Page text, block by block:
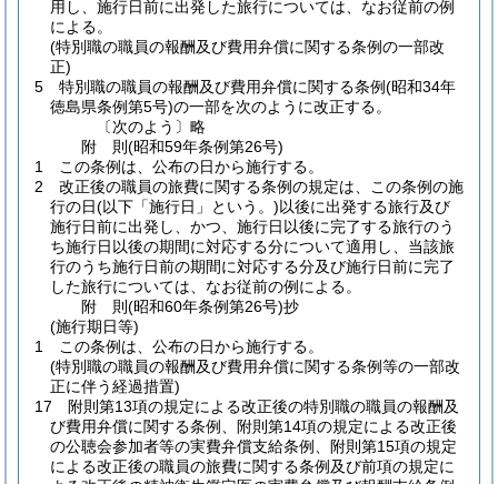
用し、施行日前に出発した旅行については、なお従前の例
による。
(特別職の職員の報酬及び費用弁償に関する条例の一部改
正)
5
特別職の職員の報酬及び費用弁償に関する条例(昭和34年
徳島県条例第5号)の一部を次のように改正する。
〔次のよう〕略
附 則(昭和59年条例第26号)
1
この条例は、公布の日から施行する。
2
改正後の職員の旅費に関する条例の規定は、この条例の施
行の日(以下「施行日」という。)以後に出発する旅行及び
施行日前に出発し、かつ、施行日以後に完了する旅行のう
ち施行日以後の期間に対応する分について適用し、当該旅
行のうち施行日前の期間に対応する分及び施行日前に完了
した旅行については、なお従前の例による。
附 則(昭和60年条例第26号)抄
(施行期日等)
1
この条例は、公布の日から施行する。
(特別職の職員の報酬及び費用弁償に関する条例等の一部改
正に伴う経過措置)
17
附則第13項の規定による改正後の特別職の職員の報酬及
び費用弁償に関する条例、附則第14項の規定による改正後
の公聴会参加者等の実費弁償支給条例、附則第15項の規定
による改正後の職員の旅費に関する条例及び前項の規定に